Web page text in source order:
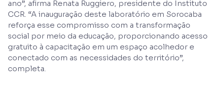
ano”, afirma Renata Ruggiero, presidente do Instituto
CCR. “A inauguração deste laboratório em Sorocaba
reforça esse compromisso com a transformação
social por meio da educação, proporcionando acesso
gratuito à capacitação em um espaço acolhedor e
conectado com as necessidades do território”,
completa.